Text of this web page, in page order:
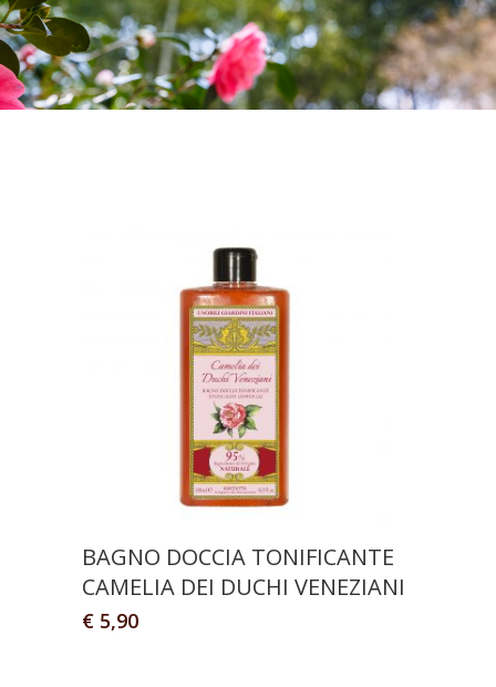
BAGNO DOCCIA TONIFICANTE
CAMELIA DEI DUCHI VENEZIANI
€ 5,90